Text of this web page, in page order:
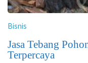
Bisnis
Jasa Tebang
Terpercaya